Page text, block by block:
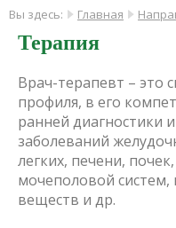
Вы здесь: Главная
Врач-терапевт – это
профиля, в его
ранней диагностики
заболеваний
легких, печени,
мочеполовой
веществ и др.
Терапия